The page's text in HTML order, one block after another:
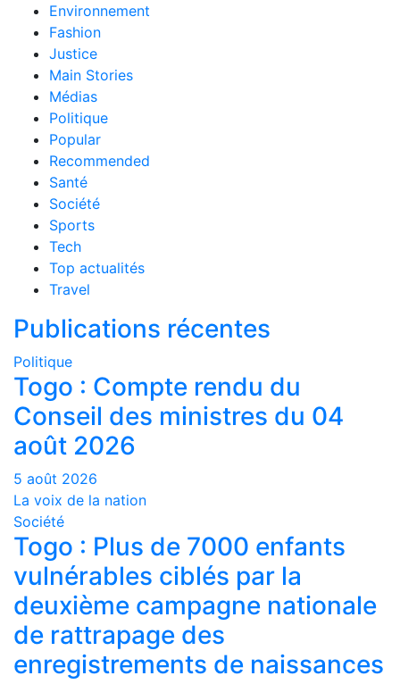
Environnement
Fashion
Justice
Main Stories
Médias
Politique
Popular
Recommended
Santé
Société
Sports
Tech
Top actualités
Travel
Publications récentes
Politique
Togo : Compte rendu du
Conseil des ministres du 04
août 2026
5 août 2026
La voix de la nation
Société
Togo : Plus de 7000 enfants
vulnérables ciblés par la
deuxième campagne nationale
de rattrapage des
enregistrements de naissances